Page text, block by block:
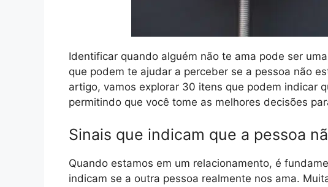
Identificar quando alguém não te ama pode ser
que podem te ajudar a perceber se a pessoa não
artigo, vamos explorar 30 itens que podem indicar
permitindo que você tome as melhores decisões
Sinais que indicam que a pessoa
Quando estamos em um relacionamento, é
indicam se a outra pessoa realmente nos ama.